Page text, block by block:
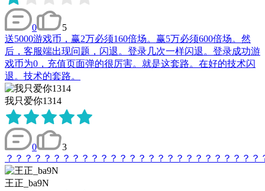
0
5
送5000游戏币，赢2万必须160倍场。赢5万必须600倍场。然
后，客服端出现问题，闪退。登录几次一样闪退。登录成功游
戏币为0，充值页面弹的很厉害。就是这套路。在好的技术闪
退。技术的套路。
我只爱你1314
0
3
？？？？？？？？？？？？？？？？？？？？？？？？？？？
王正_ba9N